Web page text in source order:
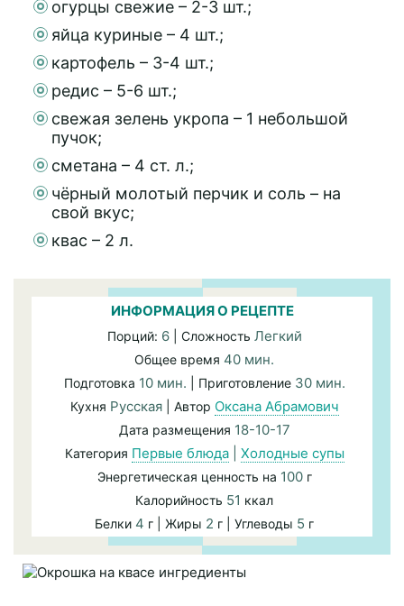
огурцы свежие – 2-3 шт.;
яйца куриные – 4 шт.;
картофель – 3-4 шт.;
редис – 5-6 шт.;
свежая зелень укропа – 1 небольшой
пучок;
сметана – 4 ст. л.;
чёрный молотый перчик и соль – на
свой вкус;
квас – 2 л.
ИНФОРМАЦИЯ О РЕЦЕПТЕ
Порций: 6| Сложность Легкий
Общее время 40 мин.
Подготовка 10 мин. | Приготовление 30 мин.
Кухня Русская| Автор Оксана Абрамович
Дата размещения 18-10-17
Категория Первые блюда| Холодные супы
Энергетическая ценность на 100г
Калорийность 51 ккал
Белки 4 г | Жиры 2 г | Углеводы 5 г